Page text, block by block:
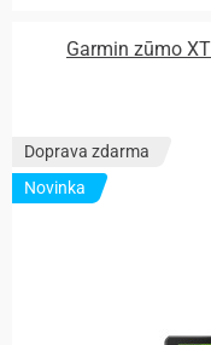
Garmin zūmo
Doprava zdarma
Novinka